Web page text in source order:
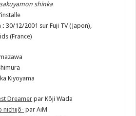
shinka
: 30/12/2001 sur Fuji TV (Japon),
(France)
Kiyoyama
Dreamer par Kôji Wada
nichijô- par AiM